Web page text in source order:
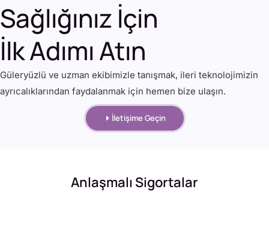
Sağlığınız İçin
İlk Adımı Atın
Güleryüzlü ve uzman ekibimizle tanışmak, ileri teknolojimizin
ayrıcalıklarından faydalanmak için hemen bize ulaşın.
İletişime Geçin
Anlaşmalı Sigortalar